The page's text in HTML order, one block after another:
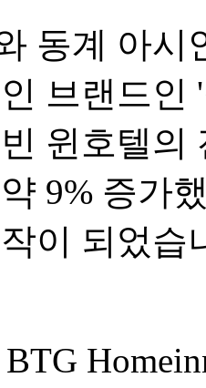
동계 아
브랜드인
윈호텔의
9% 증가
이 되었습